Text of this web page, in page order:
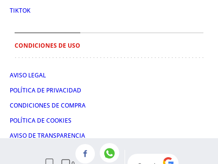
TIKTOK
CONDICIONES DE USO
AVISO LEGAL
POLÍTICA DE PRIVACIDAD
CONDICIONES DE COMPRA
POLÍTICA DE COOKIES
AVISO DE TRANSPARENCIA